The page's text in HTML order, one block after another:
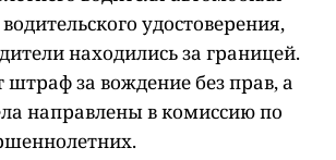
удостоверения,
находились за границей.
за вождение без прав, а
направлены в комиссию по